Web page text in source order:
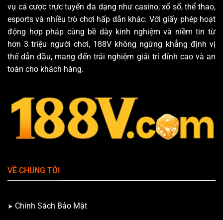
vụ cá cược trực tuyến đa dạng như casino, xổ số, thể thao,
esports và nhiều trò chơi hấp dẫn khác. Với giấy phép hoạt
động hợp pháp cùng bề dày kinh nghiệm và niềm tin từ
hơn 3 triệu người chơi, 188V không ngừng khẳng định vị
thế dẫn đầu, mang đến trải nghiệm giải trí đỉnh cao và an
toàn cho khách hàng.
VỀ CHÚNG TÔI
Chính Sách Bảo Mật